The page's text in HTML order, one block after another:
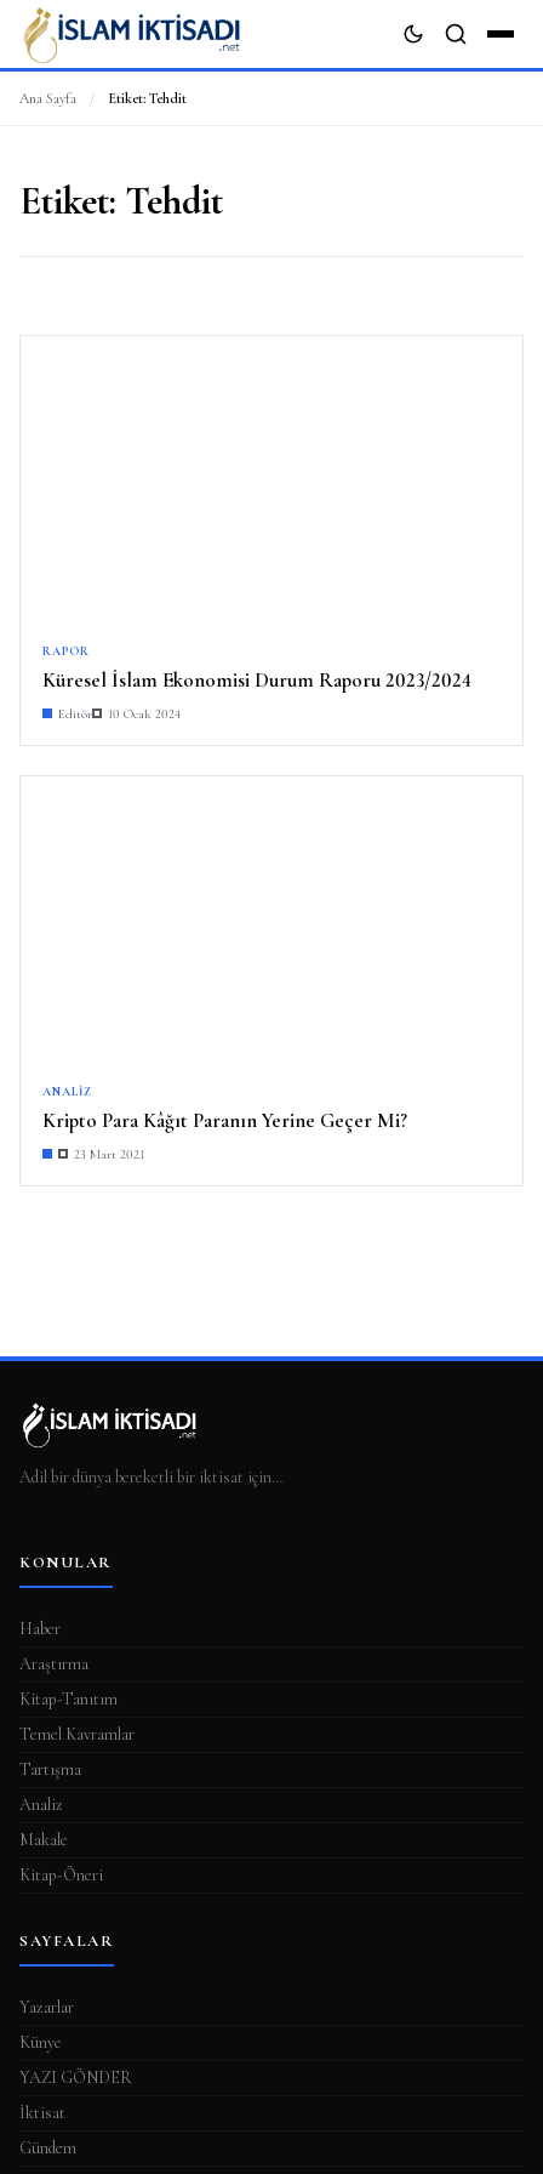
Ana Sayfa / Etiket: Tehdit
Etiket: Tehdit
RAPOR
Küresel İslam Ekonomisi Durum Raporu 2023/2024
Editör 10 Ocak 2024
ANALIZ
Kripto Para Kâğıt Paranın Yerine Geçer Mi?
23 Mart 2021
Adil bir dünya bereketli bir iktisat için…
KONULAR
Haber
Araştırma
Kitap-Tanıtım
Temel Kavramlar
Tartışma
Analiz
Makale
Kitap-Öneri
SAYFALAR
Yazarlar
Künye
YAZI GÖNDER
İktisat
Gündem